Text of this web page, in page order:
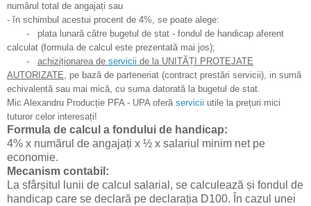
numărul total de angajați sau
- în schimbul acestui procent de 4%, se poate alege:
- plata lunară către bugetul de stat - fondul de handicap aferent
calculat (formula de calcul este prezentată mai jos);
- achiziționarea de servicii de la UNITĂȚ I PROTEJATE
AUTORIZATE, pe bazăde parteneriat (contract prestări servicii), in sumă
echivalentăsau mai mică, cu suma datoratăla bugetul de stat.
Mic Alexandru Producție PFA - UPA oferă servicii utile la prețuri mici
tuturor celor interesați!
Formula de calcul a fondului de handicap:
4% x numărul de angajați x ½ x salariul minim net pe
economie.
Mecanism contabil:
La sfârșitul lunii de calcul salarial, se calculează și fondul de
handicap care se declară pe declarația D100. În cazul unei